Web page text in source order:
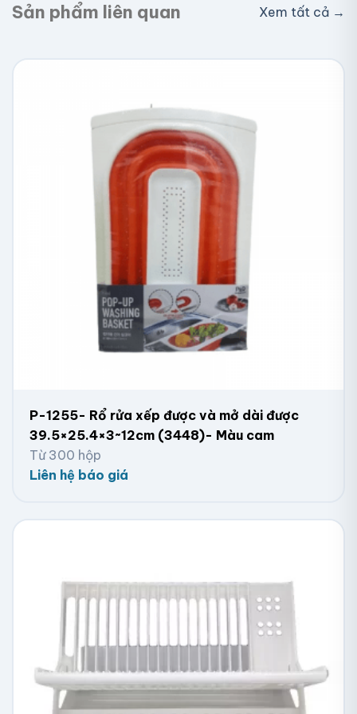
Sản phẩm liên quan Xem tất cả →
P-1255- Rổ rửa xếp được và mở dài được
39.5×25.4×3~12cm (3448)- Màu cam
Từ 300 hộp
Liên hệ báo giá